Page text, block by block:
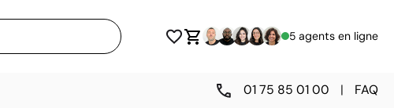
5 agents en ligne
01 75 85 01 00 | FAQ